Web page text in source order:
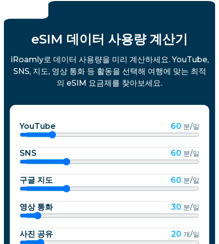
eSIM 데이터 사용량 계산기
iRoamly로 데이터 사용량을 미리 계산하세요. YouTube,
SNS, 지도, 영상 통화 등 활동을 선택해 여행에 맞는 최적
의 eSIM 요금제를 찾아보세요.
YouTube 60 분/일
SNS 60 분/일
구글 지도 60 분/일
영상 통화 30 분/일
사진 공유 20 개/일